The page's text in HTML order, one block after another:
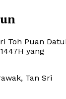
Toh Puan
yang
Tan Sri